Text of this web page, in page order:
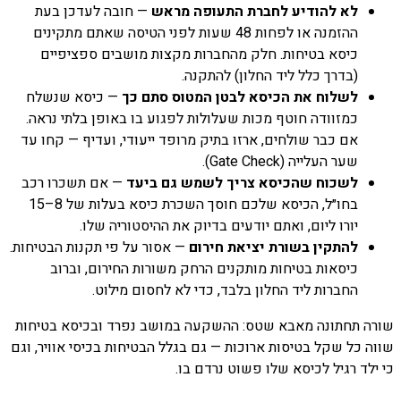
לא להודיע לחברת התעופה מראש — חובה לעדכן בעת
ההזמנה או לפחות 48 שעות לפני הטיסה שאתם מתקינים
כיסא בטיחות. חלק מהחברות מקצות מושבים ספציפיים
(בדרך כלל ליד החלון) להתקנה.
לשלוח את הכיסא לבטן המטוס סתם כך — כיסא שנשלח
כמזוודה חוטף מכות שעלולות לפגוע בו באופן בלתי נראה.
אם כבר שולחים, ארזו בתיק מרופד ייעודי, ועדיף — קחו עד
שער העלייה (Gate Check).
לשכוח שהכיסא צריך לשמש גם ביעד — אם תשכרו רכב
בחו״ל, הכיסא שלכם חוסך השכרת כיסא בעלות של 8–15
יורו ליום, ואתם יודעים בדיוק את ההיסטוריה שלו.
להתקין בשורת יציאת חירום — אסור על פי תקנות הבטיחות.
כיסאות בטיחות מותקנים הרחק משורות החירום, וברוב
החברות ליד החלון בלבד, כדי לא לחסום מילוט.
שורה תחתונה מאבא שטס: ההשקעה במושב נפרד ובכיסא בטיחות
שווה כל שקל בטיסות ארוכות — גם בגלל הבטיחות בכיסי אוויר, וגם
כי ילד רגיל לכיסא שלו פשוט נרדם בו.